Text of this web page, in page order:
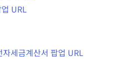
URL
자세금계산서 팝업 URL